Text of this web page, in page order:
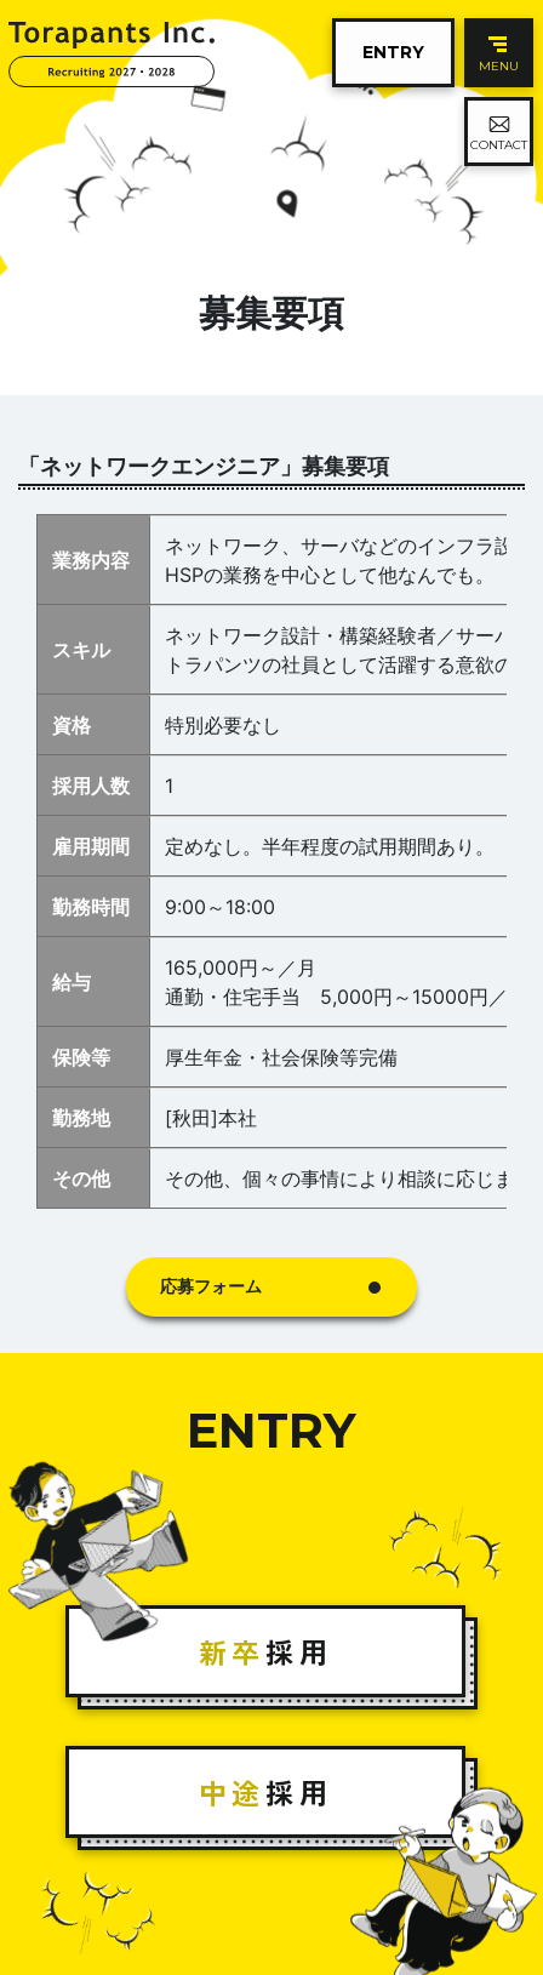
ENTRY
MENU
CONTACT
募集要項
「ネットワークエンジニア」募集要項
業務内容
ネットワーク、サーバなどのインフラ設計
HSPの業務を中心として他なんでも。
スキル
ネットワーク設計・構築経験者／サーバ設
トラパンツの社員として活躍する意欲のあ
資格 特別必要なし
採用人数 1
雇用期間 定めなし。半年程度の試用期間あり。
勤務時間 9:00～18:00
給与
165,000円～／月
通勤・住宅手当 5,000円～15000円／月
保険等 厚生年金・社会保険等完備
勤務地 [秋田]本社
その他 その他、個々の事情により相談に応じま
応募フォーム
ENTRY
新卒 採用
中途採用